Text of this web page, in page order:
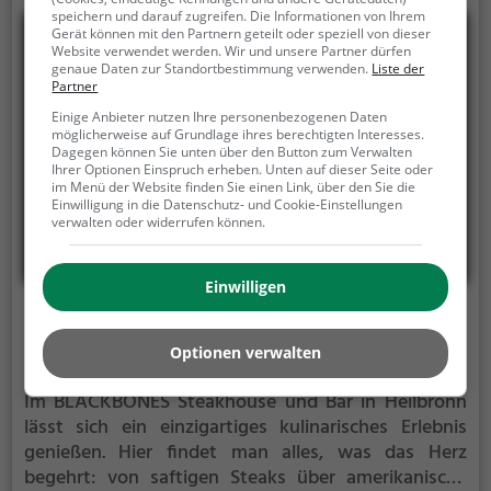
etwas dabei. Das Ambiente lädt zum Verweilen ein
und sorgt für eine entspannte, gesellige Stimmung.
Ein Besuch im Sausalitos verspricht eine kulinarische
Reise und unvergessliche Genussmomente.
BLACKBONES Steakhouse und Bar
Sülmerstraße 40, 74072 Heilbronn
Im BLACKBONES Steakhouse und Bar in Heilbronn
lässt sich ein einzigartiges kulinarisches Erlebnis
genießen. Hier findet man alles, was das Herz
begehrt: von saftigen Steaks über amerikanische
speichern und darauf zugreifen. Die Informationen von Ihrem
Gerät können mit den Partnern geteilt oder speziell von dieser
Website verwendet werden. Wir und unsere Partner dürfen
genaue Daten zur Standortbestimmung verwenden. Liste der
Partner
Einige Anbieter nutzen Ihre personenbezogenen Daten
möglicherweise auf Grundlage ihres berechtigten Interesses.
Dagegen können Sie unten über den Button zum Verwalten
Ihrer Optionen Einspruch erheben. Unten auf dieser Seite oder
im Menü der Website finden Sie einen Link, über den Sie die
Einwilligung in die Datenschutz- und Cookie-Einstellungen
verwalten oder widerrufen können.
Einwilligen
Optionen verwalten